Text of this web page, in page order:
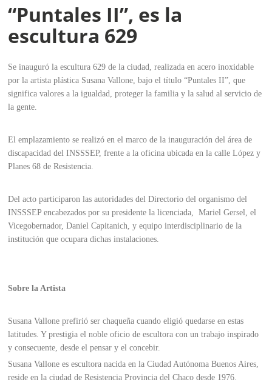
“Puntales II”, es la
escultura 629
Se inauguró la escultura 629 de la ciudad, realizada en acero inoxidable
por la artista plástica Susana Vallone, bajo el título “Puntales II”, que
significa valores a la igualdad, proteger la familia y la salud al servicio de
la gente.
El emplazamiento se realizó en el marco de la inauguración del área de
discapacidad del INSSSEP, frente a la oficina ubicada en la calle López y
Planes 68 de Resistencia.
Del acto participaron las autoridades del Directorio del organismo del
INSSSEP encabezados por su presidente la licenciada, Mariel Gersel, el
Vicegobernador, Daniel Capitanich, y equipo interdisciplinario de la
institución que ocupara dichas instalaciones.
Sobre la Artista
Susana Vallone prefirió ser chaqueña cuando eligió quedarse en estas
latitudes. Y prestigia el noble oficio de escultora con un trabajo inspirado
y consecuente, desde el pensar y el concebir.
Susana Vallone es escultora nacida en la Ciudad Autónoma Buenos Aires,
reside en la ciudad de Resistencia Provincia del Chaco desde 1976.